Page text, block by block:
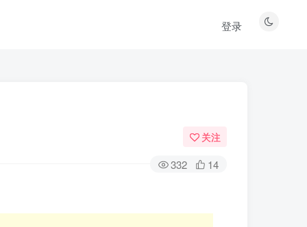
登录
关注
332 14